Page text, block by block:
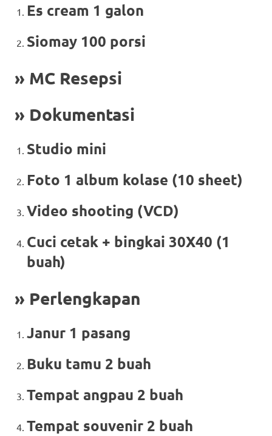
Es cream 1 galon
Siomay 100 porsi
» MC Resepsi
» Dokumentasi
Studio mini
Foto 1 album kolase (10 sheet)
Video shooting (VCD)
Cuci cetak + bingkai 30X40 (1
buah)
» Perlengkapan
Janur 1 pasang
Buku tamu 2 buah
Tempat angpau 2 buah
Tempat souvenir 2 buah